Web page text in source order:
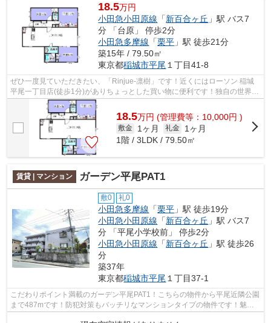
18.5万円
小田急小田原線 「新百合ヶ丘 」駅 バス7
分 「台原」 停歩2分
小田急多摩線 「栗平 」駅 徒歩21分
築15年 / 79.50㎡
東京都稲城市平尾１丁目41-8
ぜひ一度見ていただきたい、「Rinjue-凛樹」です！近くにはローソン 稲城
平尾一丁目店(徒歩1分)がありちょっとした買い物に便利です！独自の世界観
が輝くデザイナーズ物件は魅力溢れる...
18.5万円 (管理費等：10,000円 )
敷金 1ヶ月 礼金
1ヶ月
1階 / 3LDK / 79.50㎡
賃貸 | マンション ガーデン平尾PAT1
敷0 礼0
小田急多摩線 「栗平 」駅 徒歩19分
小田急小田原線 「新百合ヶ丘 」駅 バス7
分 「平尾小学校前」 停歩2分
小田急小田原線 「新百合ヶ丘 」駅 徒歩26
分
築37年
東京都稲城市平尾 １丁目37-1
こだわりポイント満載のガーデン平尾PAT1！こちらの物件から平尾近隣公園
まで487mです！防犯対策もバッチリなマンションタイプの物件です！魅力